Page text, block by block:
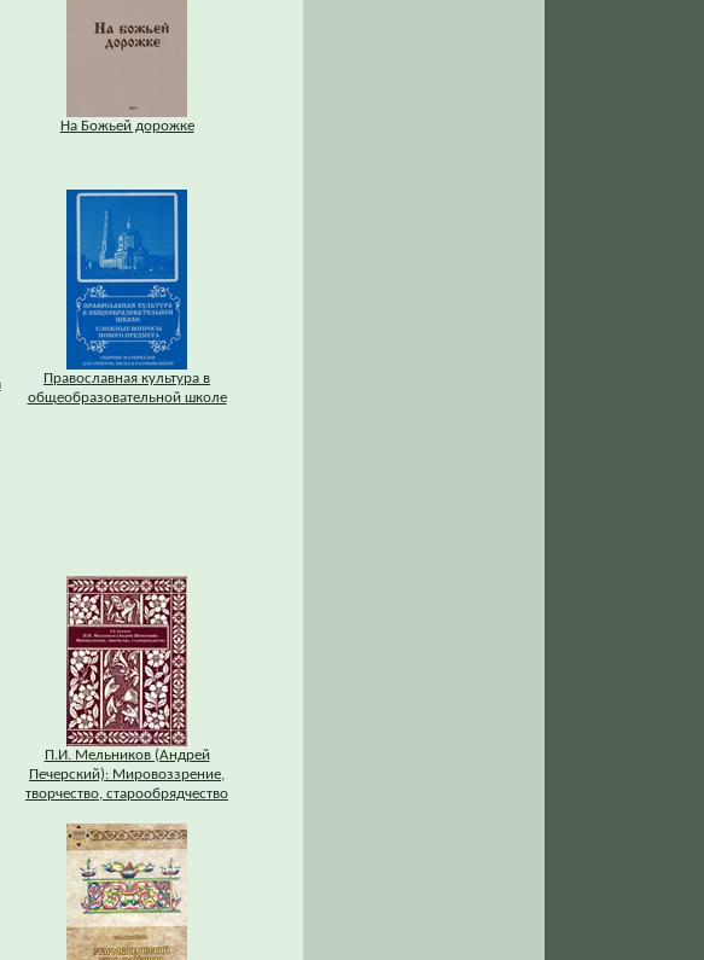
На Божьей дорожке
Православная культура в
общеобразовательной школе
П.И. Мельников (Андрей
Печерский): Мировоззрение,
творчество, старообрядчество